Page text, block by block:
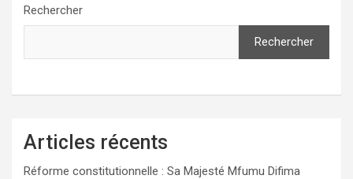
Rechercher
Rechercher
Articles récents
Réforme constitutionnelle : Sa Majesté Mfumu Difima